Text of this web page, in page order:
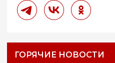
ГОРЯЧИЕ НОВОСТИ